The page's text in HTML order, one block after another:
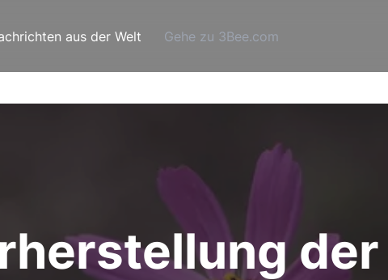
aus der Welt Gehe zu 3Bee.com
der